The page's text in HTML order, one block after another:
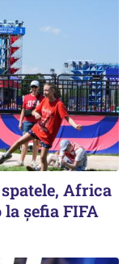
Africa
șefia FIFA